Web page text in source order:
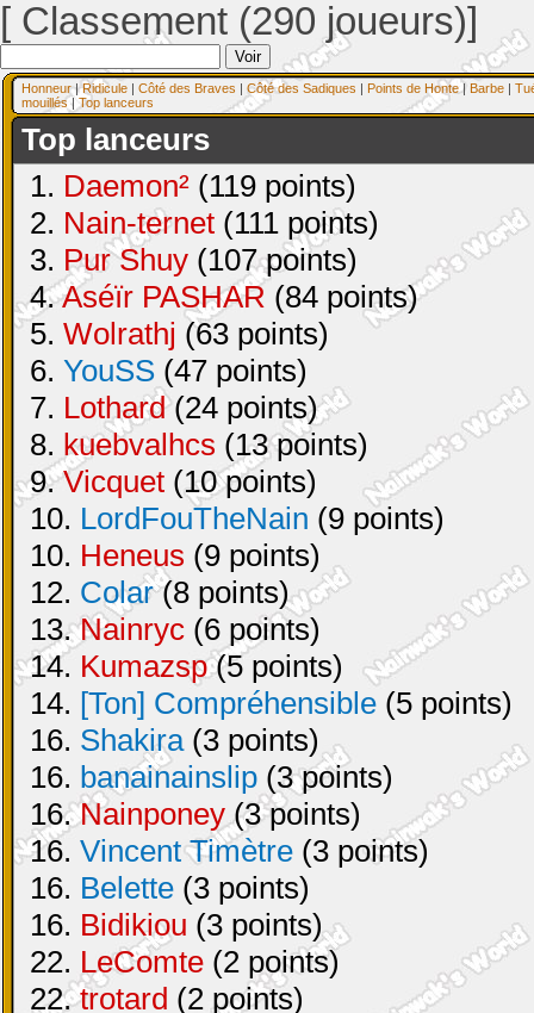
[ Classement (290 joueurs)]
Honneur|Ridicule | Côté des Braves | Côté des Sadiques | Points de Honte| Barbe |
mouillés| Top lanceurs
Top lanceurs
1. Daemon² (119 points)
2. Nain-ternet (111 points)
3. Pur Shuy (107 points)
4.Aséïr PASHAR (84 points)
5. Wolrathj (63 points)
6. YouSS (47 points)
7. Lothard(24 points)
8. kuebvalhcs (13 points)
9.Vicquet (10 points)
10. LordFouTheNain (9 points)
10. Heneus (9 points)
12. Colar(8 points)
13.Nainryc (6 points)
14. Kumazsp(5 points)
14. [Ton] Compréhensible (5 points)
16. Shakira(3 points)
16. banainainslip (3 points)
16.Nainponey(3 points)
16. Vincent Timètre (3 points)
16. Belette (3 points)
16. Bidikiou (3 points)
22. LeComte (2 points)
22.trotard (2 points)